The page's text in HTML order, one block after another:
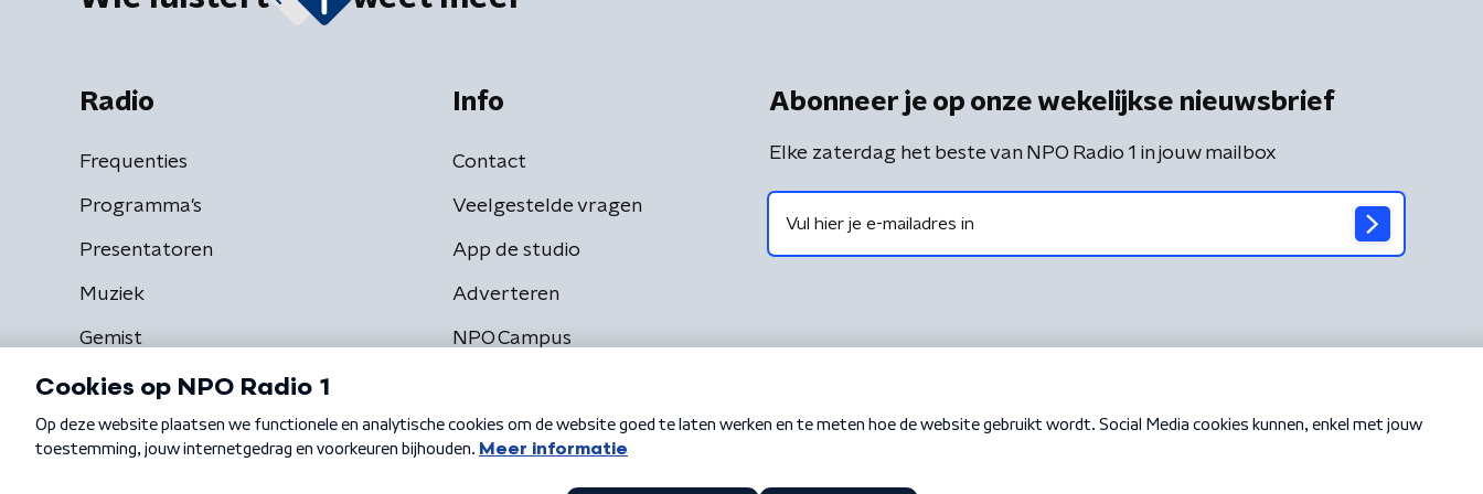
Radio
Frequenties
Programma's
Presentatoren
Muziek
Gemist
Info
Contact
Veelgestelde vragen
App de studio
Adverteren
NPO Campus
Abonneer je op onze wekelijkse nieuwsbrief
Elke zaterdag het beste van NPO Radio 1 in jouw mailbox
Algemene voorwaarden Privacybeleid